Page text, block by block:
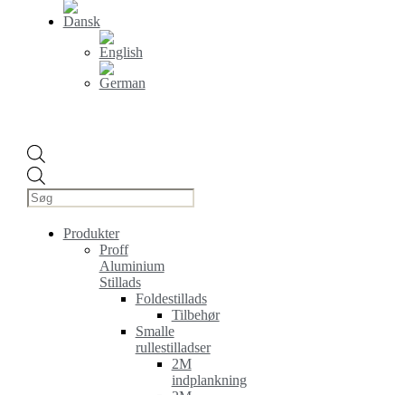
search
Produkter
Proff
Aluminium
Stillads
Foldestillads
Tilbehør
Smalle
rullestilladser
2M
indplankning